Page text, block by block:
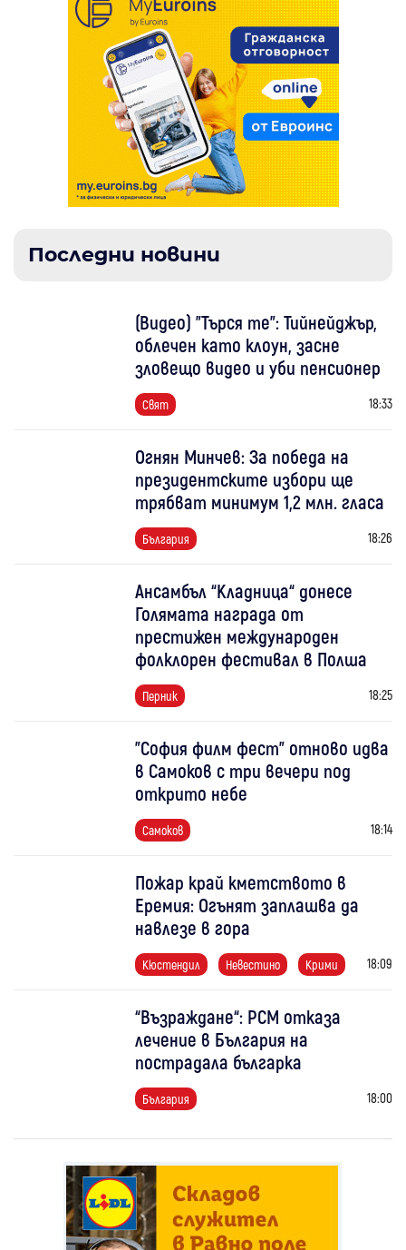
Последни новини
(Видео) "Търся те": Тийнейджър,
облечен като клоун, засне
зловещо видео и уби пенсионер
Свят 18:33
Огнян Минчев: За победа на
президентските избори ще
трябват минимум 1,2 млн. гласа
България 18:26
Ансамбъл “Кладница“ донесе
Голямата награда от
престижен международен
фолклорен фестивал в Полша
Перник 18:25
"София филм фест" отново идва
в Самоков с три вечери под
открито небе
Самоков 18:14
Пожар край кметството в
Еремия: Огънят заплашва да
навлезе в гора
Кюстендил Невестино Крими 18:09
“Възраждане“: РСМ отказа
лечение в България на
пострадала българка
България 18:00